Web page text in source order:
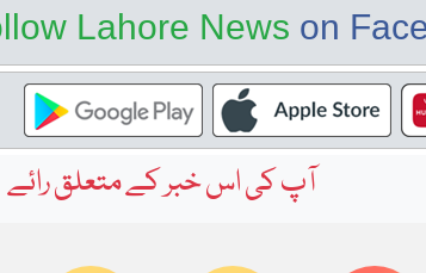
Lahore News on
آپ کی اس خبر کے متعلق رائے